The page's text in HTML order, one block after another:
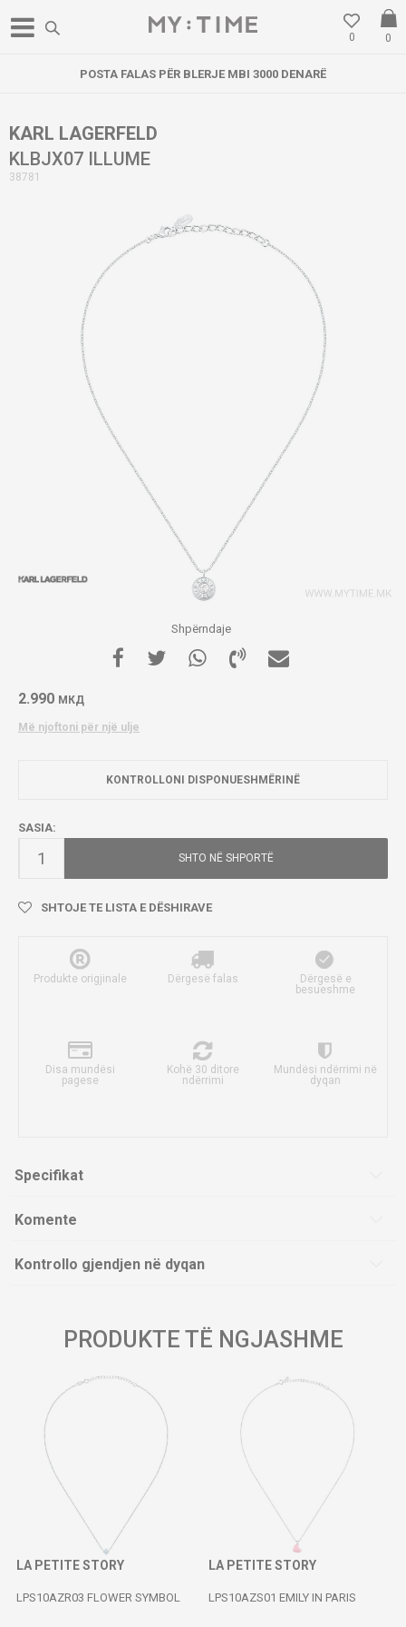
0
0
POSTA FALAS PËR BLERJE MBI 3000 DENARË
KARL LAGERFELD
KLBJX07 ILLUME
38781
Shpërndaje
2.990 МКД
Më njoftoni për një ulje
KONTROLLONI DISPONUESHMËRINË
SASIA:
SHTO NË SHPORTË
SHTOJE TE LISTA E DËSHIRAVE
Produkte origjinale Dërgesë falas
Dërgesë e
besueshme
Disa mundësi
pagese
Kohë 30 ditore
ndërrimi
Mundësi ndërrimi në
dyqan
Specifikat
Komente
Kontrollo gjendjen në dyqan
PRODUKTE TË NGJASHME
LA PETITE STORY
LPS10AZR03 FLOWER SYMBOL
LA PETITE STORY
LPS10AZS01 EMILY IN PARIS